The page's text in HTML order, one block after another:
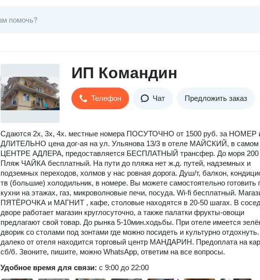
ИП Командин
Телефон Чат Предложить заказ
Сдаются 2х, 3х, 4х. местные номера ПОСУТОЧНО от 1500 руб. за НОМЕР
ДЛИТЕЛЬНО цена дог-ая на ул. Ульянова 13/3 в отеле МАЙСКИЙ, в самом
ЦЕНТРЕ АДЛЕРА, предоставляется БЕСПЛАТНЫЙ трансфер. До моря 200
Пляж ЧАЙКА бесплатный. На пути до пляжа нет ж.д. путей, надземных и
подземных переходов, холмов у нас ровная дорога. Душ/т, балкон,
тв (большие) холодильник, в номере. Вы можете самостоятельно готовить
кухни на этажах, газ, микроволновые печи, посуда. Wi-fi бесплатный.
ПЯТЁРОЧКА и МАГНИТ , кафе, столовые находятся в 20-50 шагах. В
дворе работает магазин круглосуточно, а также палатки фрукты-овощи
предлагают свой товар. До рынка 5-10мин.ходьбы. При отеле имеется
дворик со столами под зонтами где можно посидеть и культурно
далеко от отеля находится торговый центр МАНДАРИН. Предоплата на
сб/б. Звоните, пишите, можно WhatsApp, ответим на все вопросы.
Удобное время для связи: с 9:00 до 22:00